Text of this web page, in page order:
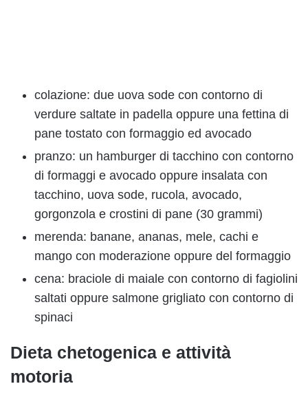
colazione: due uova sode con contorno di
verdure saltate in padella oppure una fettina di
pane tostato con formaggio ed avocado
pranzo: un hamburger di tacchino con contorno
di formaggi e avocado oppure insalata con
tacchino, uova sode, rucola, avocado,
gorgonzola e crostini di pane (30 grammi)
merenda: banane, ananas, mele, cachi e
mango con moderazione oppure del formaggio
cena: braciole di maiale con contorno di fagiolini
saltati oppure salmone grigliato con contorno di
spinaci
Dieta chetogenica e attività
motoria